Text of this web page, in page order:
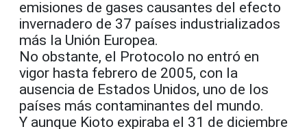
emisiones de gases causantes del efecto
invernadero de 37 países industrializados
más la Unión Europea.
No obstante, el Protocolo no entró en
vigor hasta febrero de 2005, con la
ausencia de Estados Unidos, uno de los
países más contaminantes del mundo.
Y aunque Kioto expiraba el 31 de diciembre